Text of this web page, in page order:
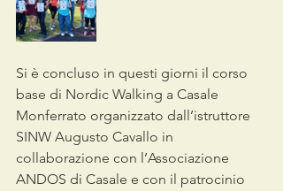
Si è concluso in questi giorni il corso
base di Nordic Walking a Casale
Monferrato organizzato dall’istruttore
SINW Augusto Cavallo in
collaborazione con l’Associazione
ANDOS di Casale e con il patrocinio